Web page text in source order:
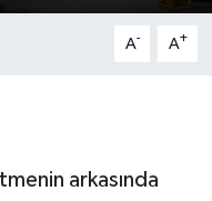
A- A+
arkasında